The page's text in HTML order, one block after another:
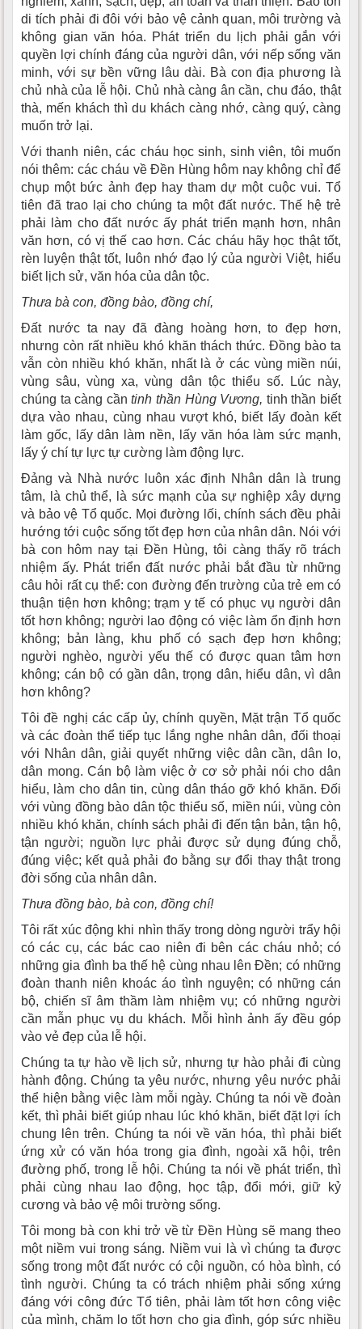
di tích phải đi đôi với bảo vệ cảnh quan, môi trường và
không gian văn hóa. Phát triển du lịch phải gắn với
quyền lợi chính đáng của người dân, với nếp sống văn
minh, với sự bền vững lâu dài. Bà con địa phương là
chủ nhà của lễ hội. Chủ nhà càng ân cần, chu đáo, thật
thà, mến khách thì du khách càng nhớ, càng quý, càng
muốn trở lại.
Với thanh niên, các cháu học sinh, sinh viên, tôi muốn
nói thêm: các cháu về Đền Hùng hôm nay không chỉ để
chụp một bức ảnh đẹp hay tham dự một cuộc vui. Tổ
tiên đã trao lại cho chúng ta một đất nước. Thế hệ trẻ
phải làm cho đất nước ấy phát triển mạnh hơn, nhân
văn hơn, có vị thế cao hơn. Các cháu hãy học thật tốt,
rèn luyện thật tốt, luôn nhớ đạo lý của người Việt, hiểu
biết lịch sử, văn hóa của dân tộc.
Thưa bà con, đồng bào, đồng chí,
Đất nước ta nay đã đàng hoàng hơn, to đẹp hơn,
nhưng còn rất nhiều khó khăn thách thức. Đồng bào ta
vẫn còn nhiều khó khăn, nhất là ở các vùng miền núi,
vùng sâu, vùng xa, vùng dân tộc thiểu số. Lúc này,
chúng ta càng cầntinh thần Hùng Vương, tinh thần biết
dựa vào nhau, cùng nhau vượt khó, biết lấy đoàn kết
làm gốc, lấy dân làm nền, lấy văn hóa làm sức mạnh,
lấy ý chí tự lực tự cường làm động lực.
Đảng và Nhà nước luôn xác định Nhân dân là trung
tâm, là chủ thể, là sức mạnh của sự nghiệp xây dựng
và bảo vệ Tổ quốc. Mọi đường lối, chính sách đều phải
hướng tới cuộc sống tốt đẹp hơn của nhân dân. Nói với
bà con hôm nay tại Đền Hùng, tôi càng thấy rõ trách
nhiệm ấy. Phát triển đất nước phải bắt đầu từ những
câu hỏi rất cụ thể: con đường đến trường của trẻ em có
thuận tiện hơn không; trạm y tế có phục vụ người dân
tốt hơn không; người lao động có việc làm ổn định hơn
không; bản làng, khu phố có sạch đẹp hơn không;
người nghèo, người yếu thế có được quan tâm hơn
không; cán bộ có gần dân, trọng dân, hiểu dân, vì dân
hơn không?
Tôi đề nghị các cấp ủy, chính quyền, Mặt trận Tổ quốc
và các đoàn thể tiếp tục lắng nghe nhân dân, đối thoại
với Nhân dân, giải quyết những việc dân cần, dân lo,
dân mong. Cán bộ làm việc ở cơ sở phải nói cho dân
hiểu, làm cho dân tin, cùng dân tháo gỡ khó khăn. Đối
với vùng đồng bào dân tộc thiểu số, miền núi, vùng còn
nhiều khó khăn, chính sách phải đi đến tận bản, tận hộ,
tận người; nguồn lực phải được sử dụng đúng chỗ,
đúng việc; kết quả phải đo bằng sự đổi thay thật trong
đời sống của nhân dân.
Thưa đồng bào, bà con, đồng chí!
Tôi rất xúc động khi nhìn thấy trong dòng người trẩy hội
có các cụ, các bác cao niên đi bên các cháu nhỏ; có
những gia đình ba thế hệ cùng nhau lên Đền; có những
đoàn thanh niên khoác áo tình nguyện; có những cán
bộ, chiến sĩ âm thầm làm nhiệm vụ; có những người
cần mẫn phục vụ du khách. Mỗi hình ảnh ấy đều góp
vào vẻ đẹp của lễ hội.
Chúng ta tự hào về lịch sử, nhưng tự hào phải đi cùng
hành động. Chúng ta yêu nước, nhưng yêu nước phải
thể hiện bằng việc làm mỗi ngày. Chúng ta nói về đoàn
kết, thì phải biết giúp nhau lúc khó khăn, biết đặt lợi ích
chung lên trên. Chúng ta nói về văn hóa, thì phải biết
ứng xử có văn hóa trong gia đình, ngoài xã hội, trên
đường phố, trong lễ hội. Chúng ta nói về phát triển, thì
phải cùng nhau lao động, học tập, đổi mới, giữ kỷ
cương và bảo vệ môi trường sống.
Tôi mong bà con khi trở về từ Đền Hùng sẽ mang theo
một niềm vui trong sáng. Niềm vui là vì chúng ta được
sống trong một đất nước có cội nguồn, có hòa bình, có
tình người. Chúng ta có trách nhiệm phải sống xứng
đáng với công đức Tổ tiên, phải làm tốt hơn công việc
của mình, chăm lo tốt hơn cho gia đình, góp sức nhiều